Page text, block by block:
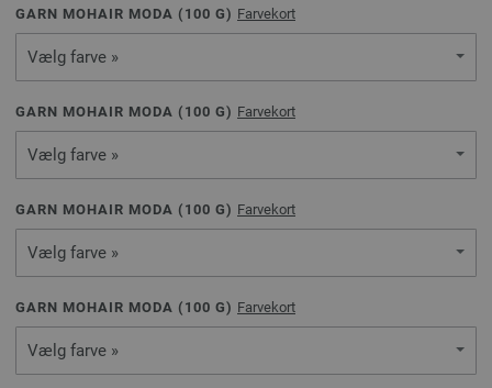
GARN MOHAIR MODA ( 100 G) Farvekort
Vælg farve »
GARN MOHAIR MODA ( 100 G) Farvekort
Vælg farve »
GARN MOHAIR MODA ( 100 G) Farvekort
Vælg farve »
GARN MOHAIR MODA ( 100 G) Farvekort
Vælg farve »